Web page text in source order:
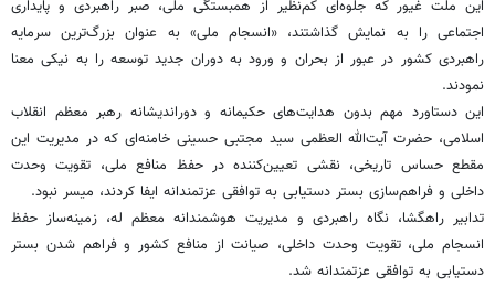
این ملت غیور که جلوه‌ای کم‌نظیر از همبستگی ملی، صبر راهبردی و پایداری
اجتماعی را به نمایش گذاشتند، «انسجام ملی» به عنوان بزرگ‌ترین سرمایه
راهبردی کشور در عبور از بحران و ورود به دوران جدید توسعه را به نیکی معنا
نمودند.
این دستاورد مهم بدون هدایت‌های حکیمانه و دوراندیشانه رهبر معظم انقلاب
اسلامی، حضرت آیت‌الله العظمی سید مجتبی حسینی خامنه‌ای که در مدیریت این
مقطع حساس تاریخی، نقشی تعیین‌کننده در حفظ منافع ملی، تقویت وحدت
داخلی و فراهم‌سازی بستر دستیابی به توافقی عزتمندانه ایفا کردند، میسر نبود.
تدابیر راهگشا، نگاه راهبردی و مدیریت هوشمندانه معظم له، زمینه‌ساز حفظ
انسجام ملی، تقویت وحدت داخلی، صیانت از منافع کشور و فراهم شدن بستر
دستیابی به توافقی عزتمندانه شد.